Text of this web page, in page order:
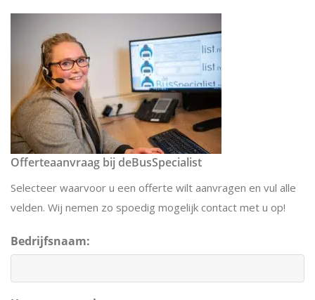
Offerteaanvraag bij deBusSpecialist
Selecteer waarvoor u een offerte wilt aanvragen en vul alle
velden. Wij nemen zo spoedig mogelijk contact met u op!
Bedrijfsnaam: